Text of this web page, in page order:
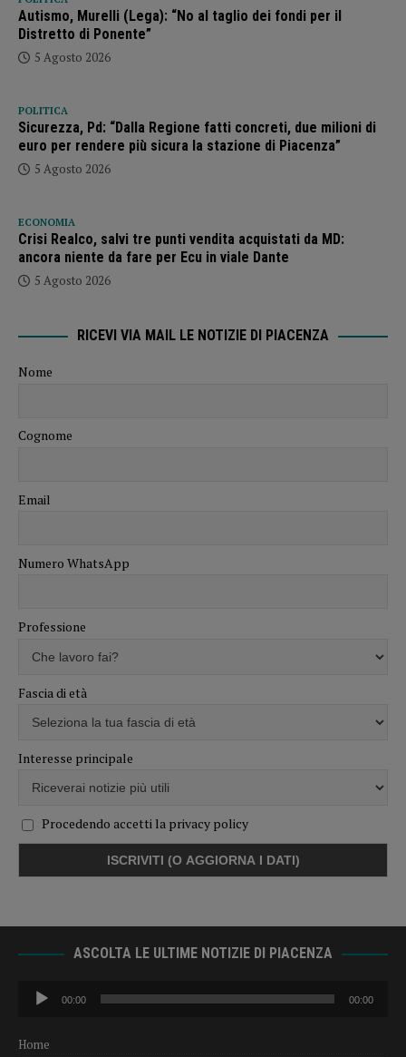
Autismo, Murelli (Lega): “No al taglio dei fondi per il
Distretto di Ponente”
5 Agosto 2026
POLITICA
Sicurezza, Pd: “Dalla Regione fatti concreti, due milioni di
euro per rendere più sicura la stazione di Piacenza”
5 Agosto 2026
ECONOMIA
Crisi Realco, salvi tre punti vendita acquistati da MD:
ancora niente da fare per Ecu in viale Dante
5 Agosto 2026
RICEVI VIA MAIL LE NOTIZIE DI PIACENZA
Nome
Cognome
Email
Numero WhatsApp
Professione
Fascia di età
Interesse principale
Procedendo accetti la privacy policy
ASCOLTA LE ULTIME NOTIZIE DI PIACENZA
Audio
Player
00:00 00:00
Home